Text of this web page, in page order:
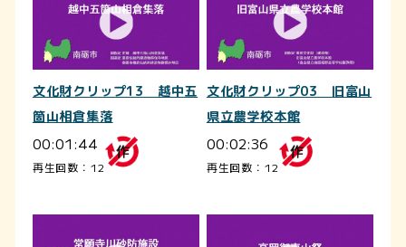
文化財クリップ13 越中五
箇山相倉集落
00:01:44
再生回数：12
文化財クリップ03 旧富山
県立農学校本館
00:02:36
再生回数：12